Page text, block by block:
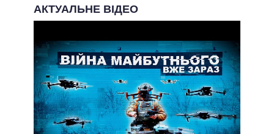
АКТУАЛЬНЕ ВІДЕО